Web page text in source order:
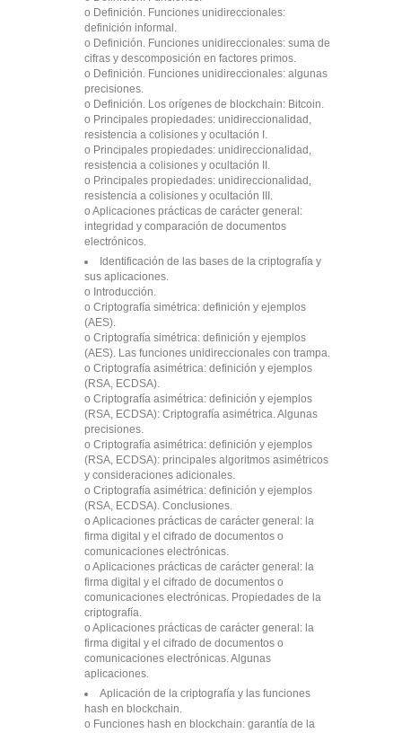
o Definición. Funciones unidireccionales:
definición informal.
o Definición. Funciones unidireccionales: suma de
cifras y descomposición en factores primos.
o Definición. Funciones unidireccionales: algunas
precisiones.
o Definición. Los orígenes de blockchain: Bitcoin.
o Principales propiedades: unidireccionalidad,
resistencia a colisiones y ocultación I.
o Principales propiedades: unidireccionalidad,
resistencia a colisiones y ocultación II.
o Principales propiedades: unidireccionalidad,
resistencia a colisiones y ocultación III.
o Aplicaciones prácticas de carácter general:
integridad y comparación de documentos
electrónicos.
Identificación de las bases de la criptografía y
sus aplicaciones.
o Introducción.
o Criptografía simétrica: definición y ejemplos
(AES).
o Criptografía simétrica: definición y ejemplos
(AES). Las funciones unidireccionales con trampa.
o Criptografía asimétrica: definición y ejemplos
(RSA, ECDSA).
o Criptografía asimétrica: definición y ejemplos
(RSA, ECDSA): Criptografía asimétrica. Algunas
precisiones.
o Criptografía asimétrica: definición y ejemplos
(RSA, ECDSA): principales algoritmos asimétricos
y consideraciones adicionales.
o Criptografía asimétrica: definición y ejemplos
(RSA, ECDSA). Conclusiones.
o Aplicaciones prácticas de carácter general: la
firma digital y el cifrado de documentos o
comunicaciones electrónicas.
o Aplicaciones prácticas de carácter general: la
firma digital y el cifrado de documentos o
comunicaciones electrónicas. Propiedades de la
criptografía.
o Aplicaciones prácticas de carácter general: la
firma digital y el cifrado de documentos o
comunicaciones electrónicas. Algunas
aplicaciones.
Aplicación de la criptografía y las funciones
hash en blockchain.
o Funciones hash en blockchain: garantía de la